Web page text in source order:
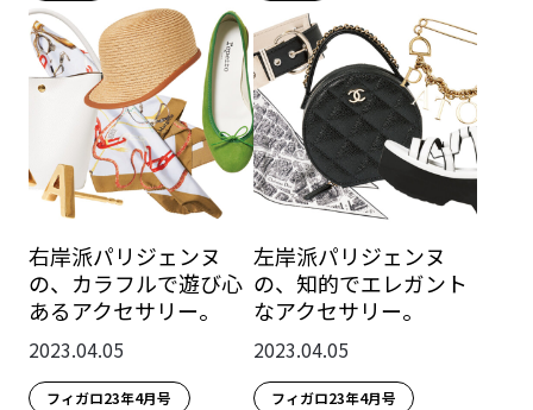
右岸派パリジェンヌ
の、カラフルで遊び心
あるアクセサリー。
2023.04.05
フィガロ23年4月号
左岸派パリジェンヌ
の、知的でエレガント
なアクセサリー。
2023.04.05
フィガロ23年4月号